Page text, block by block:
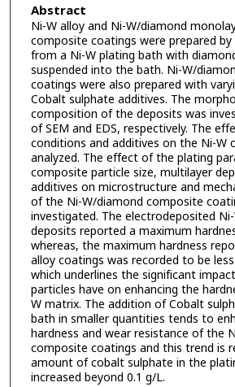
Abstract
Ni-W alloy and Ni-W/diamond
composite coatings were prepared
from a Ni-W plating bath with
suspended into the bath. Ni-W/
coatings were also prepared with
Cobalt sulphate additives. The
composition of the deposits was
of SEM and EDS, respectively. The
conditions and additives on the Ni-W
analyzed. The effect of the plating
composite particle size, multilayer
additives on microstructure and
of the Ni-W/diamond composite
investigated. The electrodeposited
deposits reported a maximum
whereas, the maximum hardness
alloy coatings was recorded to be
which underlines the significant
particles have on enhancing the
W matrix. The addition of Cobalt
bath in smaller quantities tends to
hardness and wear resistance of the
composite coatings and this trend is
amount of cobalt sulphate in the
increased beyond 0.1 g/L.